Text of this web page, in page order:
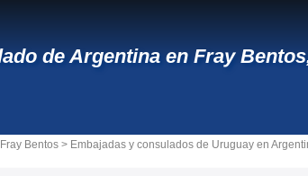
de Argentina en Fray
Bentos > Embajadas y consulados de Uruguay en